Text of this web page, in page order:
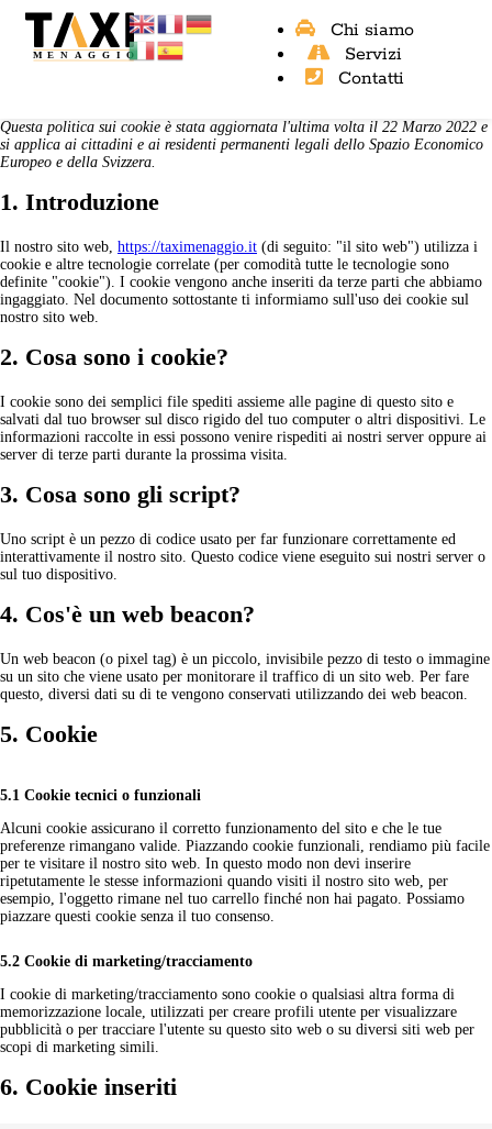
Chi siamo
Servizi
Contatti
Questa politica sui cookie è stata aggiornata l'ultima volta il 22 Marzo 2022 e
si applica ai cittadini e ai residenti permanenti legali dello Spazio Economico
Europeo e della Svizzera.
1. Introduzione
Il nostro sito web, https://taximenaggio.it (di seguito: "il sito web") utilizza i
cookie e altre tecnologie correlate (per comodità tutte le tecnologie sono
definite "cookie"). I cookie vengono anche inseriti da terze parti che abbiamo
ingaggiato. Nel documento sottostante ti informiamo sull'uso dei cookie sul
nostro sito web.
2. Cosa sono i cookie?
I cookie sono dei semplici file spediti assieme alle pagine di questo sito e
salvati dal tuo browser sul disco rigido del tuo computer o altri dispositivi. Le
informazioni raccolte in essi possono venire rispediti ai nostri server oppure ai
server di terze parti durante la prossima visita.
3. Cosa sono gli script?
Uno script è un pezzo di codice usato per far funzionare correttamente ed
interattivamente il nostro sito. Questo codice viene eseguito sui nostri server o
sul tuo dispositivo.
4. Cos'è un web beacon?
Un web beacon (o pixel tag) è un piccolo, invisibile pezzo di testo o immagine
su un sito che viene usato per monitorare il traffico di un sito web. Per fare
questo, diversi dati su di te vengono conservati utilizzando dei web beacon.
5. Cookie
5.1 Cookie tecnici o funzionali
Alcuni cookie assicurano il corretto funzionamento del sito e che le tue
preferenze rimangano valide. Piazzando cookie funzionali, rendiamo più facile
per te visitare il nostro sito web. In questo modo non devi inserire
ripetutamente le stesse informazioni quando visiti il nostro sito web, per
esempio, l'oggetto rimane nel tuo carrello finché non hai pagato. Possiamo
piazzare questi cookie senza il tuo consenso.
5.2 Cookie di marketing/tracciamento
I cookie di marketing/tracciamento sono cookie o qualsiasi altra forma di
memorizzazione locale, utilizzati per creare profili utente per visualizzare
pubblicità o per tracciare l'utente su questo sito web o su diversi siti web per
scopi di marketing simili.
6. Cookie inseriti